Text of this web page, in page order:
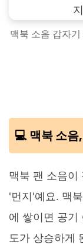
맥북 소음 갑자
💻 맥북 소
맥북 팬 소음이
'먼지'예요. 맥
에 쌓이면 공기
도가 상승하게